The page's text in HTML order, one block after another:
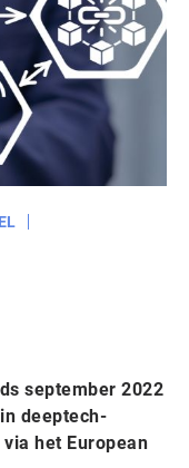
september 2022
deeptech-
het European